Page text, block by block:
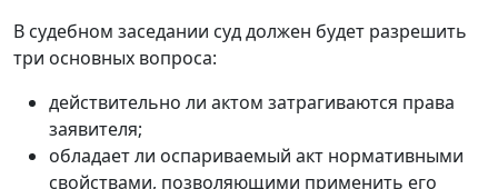
В судебном заседании суд должен будет разрешить
три основных вопроса:
действительно ли актом затрагиваются права
заявителя;
обладает ли оспариваемый акт нормативными
свойствами, позволяющими применить его